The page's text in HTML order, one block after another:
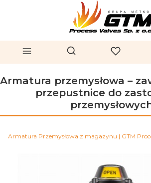
Menu Otwórz wyszukiwarkę
Szukaj Ulubione
Armatura przemysłowa –
przepustnice do
Armatura Przemysłowa z magazynu | GTM